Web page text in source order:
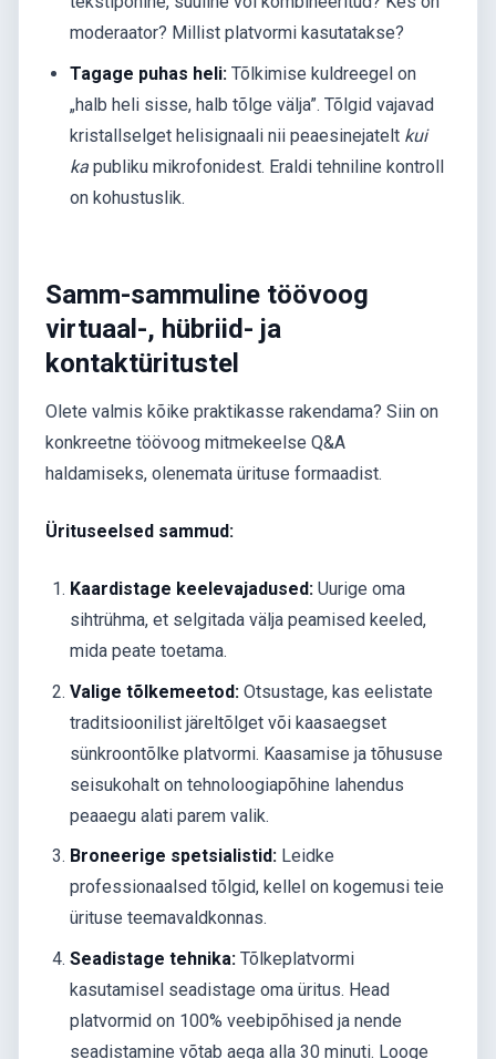
moderaator? Millist platvormi kasutatakse?
Tagage puhas heli: Tõlkimise kuldreegel on
„halb heli sisse, halb tõlge välja”. Tõlgid vajavad
kristallselget helisignaali nii peaesinejatelt kui
ka publiku mikrofonidest. Eraldi tehniline kontroll
on kohustuslik.
Samm-sammuline töövoog
virtuaal-, hübriid- ja
kontaktüritustel
Olete valmis kõike praktikasse rakendama? Siin on
konkreetne töövoog mitmekeelse Q&A
haldamiseks, olenemata ürituse formaadist.
Ürituseelsed sammud:
Kaardistage keelevajadused: Uurige oma
sihtrühma, et selgitada välja peamised keeled,
mida peate toetama.
Valige tõlkemeetod: Otsustage, kas eelistate
traditsioonilist järeltõlget või kaasaegset
sünkroontõlke platvormi. Kaasamise ja tõhususe
seisukohalt on tehnoloogiapõhine lahendus
peaaegu alati parem valik.
Broneerige spetsialistid: Leidke
professionaalsed tõlgid, kellel on kogemusi teie
ürituse teemavaldkonnas.
Seadistage tehnika: Tõlkeplatvormi
kasutamisel seadistage oma üritus. Head
platvormid on 100% veebipõhised ja nende
seadistamine võtab aega alla 30 minuti. Looge